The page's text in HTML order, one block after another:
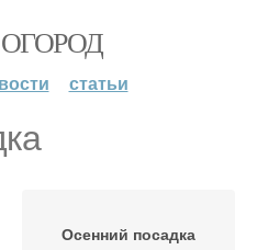
статьи
Осенний посадка